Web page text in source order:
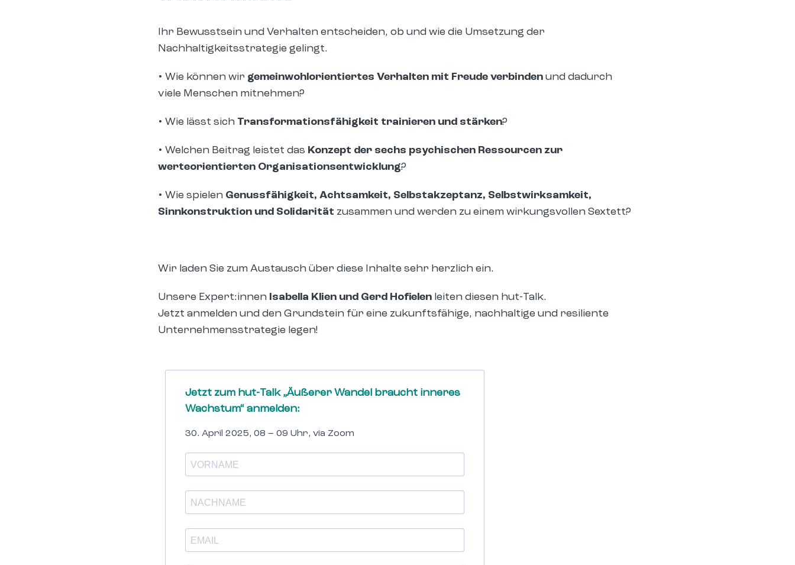
Ihr Bewusstsein und Verhalten entscheiden, ob und wie die Umsetzung der
Nachhaltigkeitsstrategie gelingt.
• Wie können wir gemeinwohlorientiertes Verhalten mit Freude verbindenund dadurch
viele Menschen mitnehmen?
• Wie lässt sich Transformationsfähigkeit trainieren und stärken?
• Welchen Beitrag leistet das Konzept der sechs psychischen Ressourcen zur
werteorientierten Organisationsentwicklung?
• Wie spielen Genussfähigkeit, Achtsamkeit, Selbstakzeptanz, Selbstwirksamkeit,
Sinnkonstruktion und Solidarität zusammen und werden zu einem wirkungsvollen Sextett?
Wir laden Sie zum Austausch über diese Inhalte sehr herzlich ein.
Unsere Expert:innen Isabella Klien und Gerd Hofielenleiten diesen hut-Talk.
Jetzt anmelden und den Grundstein für eine zukunftsfähige, nachhaltige und resiliente
Unternehmensstrategie legen!
Jetzt zum hut-Talk „Äußerer Wandel braucht inneres
Wachstum“ anmelden:
30. April 2025, 08 – 09 Uhr, via Zoom